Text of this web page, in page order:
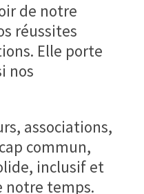
de notre
réussites
Elle porte
nos
associations,
commun,
inclusif et
notre temps.